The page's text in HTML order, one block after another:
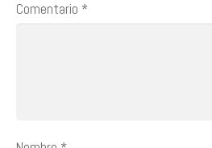
Comentario *